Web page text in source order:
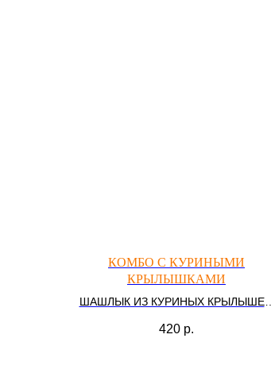
КОМБО С КУРИНЫМИ
КРЫЛЫШКАМИ
ШАШЛЫК ИЗ КУРИНЫХ КРЫЛЫШЕК,
ЛАВАШ, СОУС
420 р.